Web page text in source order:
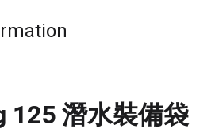
125 潛水裝備袋